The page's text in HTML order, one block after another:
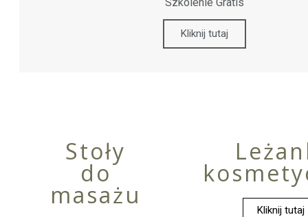
Kliknij tutaj
Stoły
do
masażu
Kliknij tutaj